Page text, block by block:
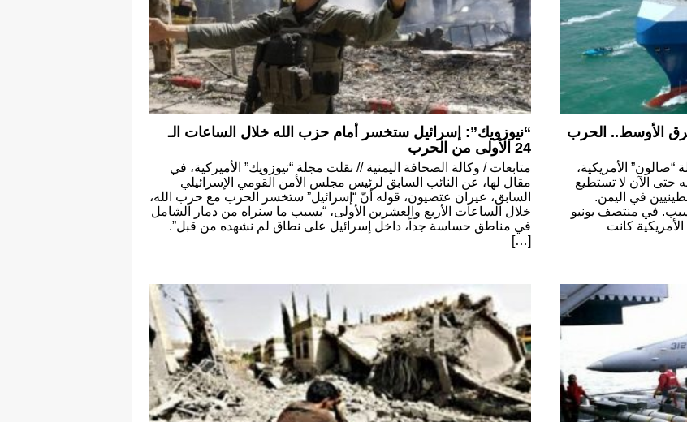
الأوسط.. الحرب
الأمريكية،
حتى الآن لا تستطيع
في اليمن.
في منتصف يونيو
كانت
“نيوزويك”: إسرائيل ستخسر أمام حزب الله خلال الساعات الـ
24 الأولى من الحرب
متابعات / وكالة الصحافة اليمنية // نقلت مجلة “نيوزويك” الأميركية، في
مقال لها، عن النائب السابق لرئيس مجلس الأمن القومي الإسرائيلي
السابق، عيران عتصيون، قوله أنّ “إسرائيل” ستخسر الحرب مع حزب الله،
خلال الساعات الأربع والعشرين الأولى، “بسبب ما سنراه من دمار الشامل
في مناطق حساسة جداً، داخل إسرائيل على نطاق لم نشهده من قبل”.
[…]